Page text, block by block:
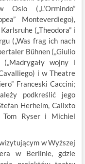
(„L’Ormindo”
Monteverdiego),
(„Theodora” i
(„Was frag ich nach
Bühnen („Giulio
(„Madrygały wojny i
i w Theatre
Franceski Caccini;
podkreślić jego
Herheim, Calixto
Tom Ryser i Michiel
w Wyższej
w Berlinie, gdzie